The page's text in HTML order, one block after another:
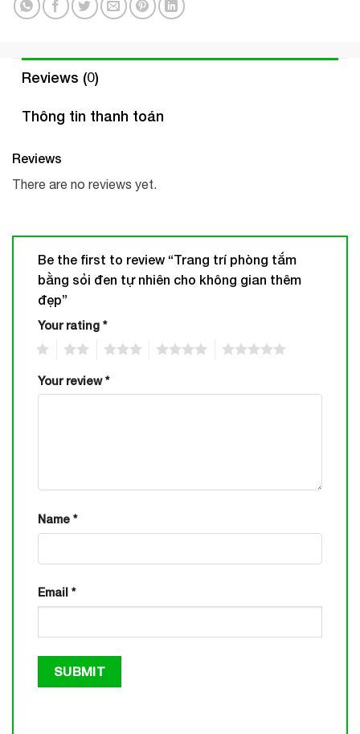
Reviews (0)
Thông tin thanh toán
Reviews
There are no reviews yet.
Be the first to review “Trang trí phòng tắm
bằng sỏi đen tự nhiên cho không gian thêm
đẹp”
Your rating *
Your review*
Name *
Email *